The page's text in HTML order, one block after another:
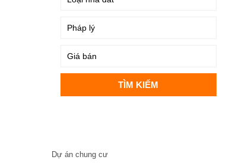
Dự án chung cư